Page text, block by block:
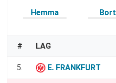
Hemma
# LAG
5. E. FRANKFURT